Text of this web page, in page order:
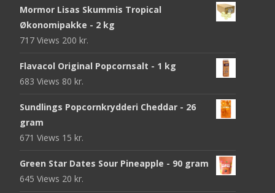
Mormor Lisas Skummis Tropical
Økonomipakke - 2 kg
717 Views 200 kr.
Flavacol Original Popcornsalt - 1 kg
683 Views 80 kr.
Sundlings Popcornkrydderi Cheddar - 26
gram
671 Views 15 kr.
Green Star Dates Sour Pineapple - 90 gram
645 Views 20 kr.